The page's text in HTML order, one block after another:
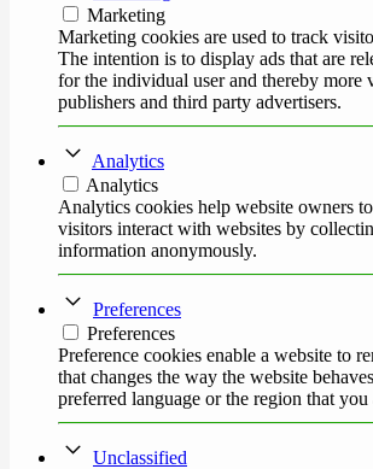
Marketing
Marketing cookies are used to track
The intention is to display ads that are
for the individual user and thereby more
publishers and third party advertisers.
Analytics
Analytics
Analytics cookies help website owners
visitors interact with websites by
information anonymously.
Preferences
Preferences
Preference cookies enable a website to
that changes the way the website
preferred language or the region that you
Unclassified